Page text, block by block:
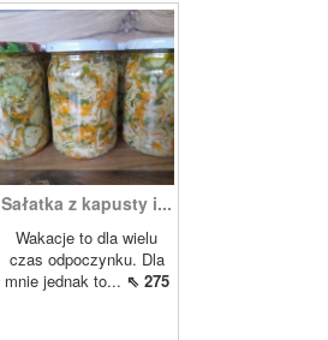
Sałatka z kapusty i...
Wakacje to dla wielu
czas odpoczynku. Dla
mnie jednak to... ⇖ 275